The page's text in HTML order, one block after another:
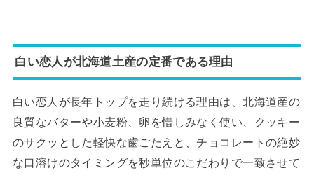
白い恋人が北海道土産の定番である理由
白い恋人が長年トップを走り続ける理由は、北海道産の
良質なバターや小麦粉、卵を惜しみなく使い、クッキー
のサクッとした軽快な歯ごたえと、チョコレートの絶妙
な口溶けのタイミングを秒単位のこだわりで一致させて